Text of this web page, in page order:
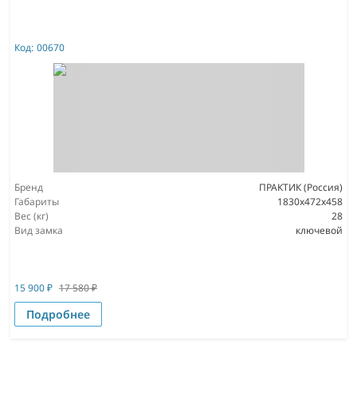
Код: 00670
Бренд
ПРАКТИК (Россия)
Габариты
1830x472x458
Вес (кг)
28
Вид замка
ключевой
15 900₽ 17 580₽
Подробнее